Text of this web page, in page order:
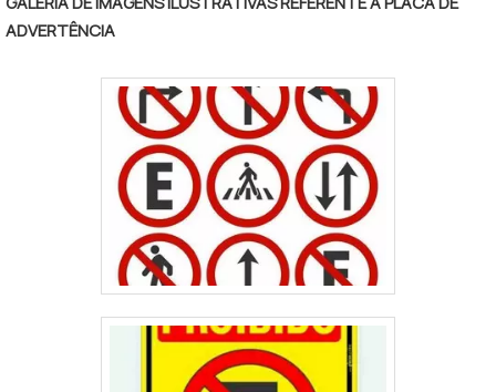
higiene aos usuários. Seguem outras
ADVERTÊNCIA